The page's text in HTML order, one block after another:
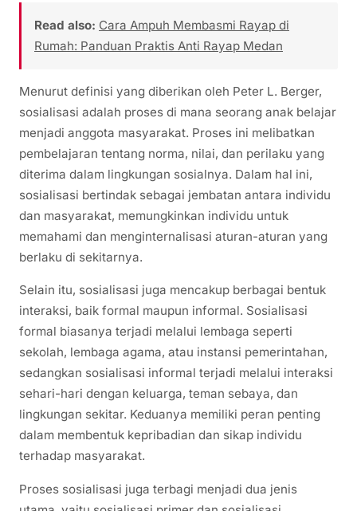
Read also: Cara Ampuh Membasmi Rayap di
Rumah: Panduan Praktis Anti Rayap Medan
Menurut definisi yang diberikan oleh Peter L. Berger,
sosialisasi adalah proses di mana seorang anak belajar
menjadi anggota masyarakat. Proses ini melibatkan
pembelajaran tentang norma, nilai, dan perilaku yang
diterima dalam lingkungan sosialnya. Dalam hal ini,
sosialisasi bertindak sebagai jembatan antara individu
dan masyarakat, memungkinkan individu untuk
memahami dan menginternalisasi aturan-aturan yang
berlaku di sekitarnya.
Selain itu, sosialisasi juga mencakup berbagai bentuk
interaksi, baik formal maupun informal. Sosialisasi
formal biasanya terjadi melalui lembaga seperti
sekolah, lembaga agama, atau instansi pemerintahan,
sedangkan sosialisasi informal terjadi melalui interaksi
sehari-hari dengan keluarga, teman sebaya, dan
lingkungan sekitar. Keduanya memiliki peran penting
dalam membentuk kepribadian dan sikap individu
terhadap masyarakat.
Proses sosialisasi juga terbagi menjadi dua jenis